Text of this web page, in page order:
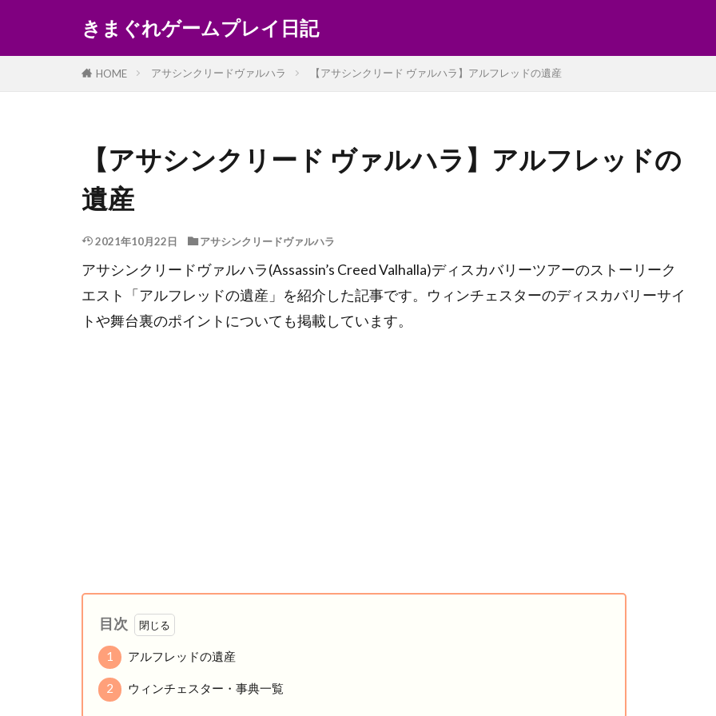
きまぐれゲームプレイ日記
HOME アサシンクリードヴァルハラ 【アサシンクリード ヴァルハラ】アルフレッドの遺産
【アサシンクリード ヴァルハラ】アルフレッドの
遺産
2021年10月22日 アサシンクリードヴァルハラ
アサシンクリードヴァルハラ(Assassin’s Creed Valhalla)ディスカバリーツアーのストーリーク
エスト「アルフレッドの遺産」を紹介した記事です。ウィンチェスターのディスカバリーサイ
トや舞台裏のポイントについても掲載しています。
目次
1 アルフレッドの遺産
2 ウィンチェスター・事典一覧